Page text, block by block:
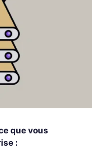
que vous
: